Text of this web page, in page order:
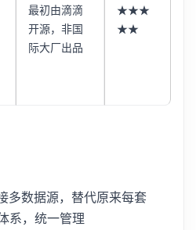
最初由滴滴
开源，非国
际大厂出品
★★★
★★
多数据源，替代原来每套
系，统一管理